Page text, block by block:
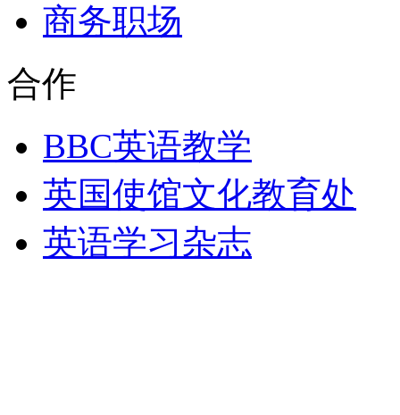
商务职场
合作
BBC英语教学
英国使馆文化教育处
英语学习杂志